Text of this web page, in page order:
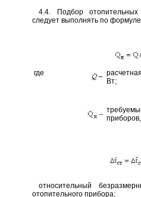
4.4. Подбор
следует выполнять по формуле
где
Вт;
относительный
отопительного прибора;